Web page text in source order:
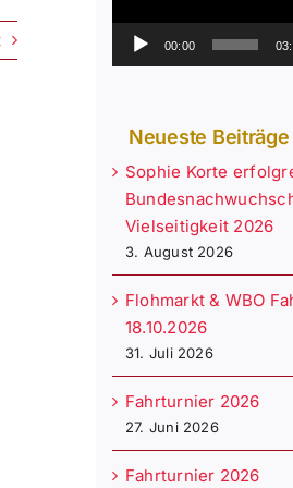
00:00
Neueste Beiträge
Sophie Korte
Vielseitigkeit 2026
3. August 2026
Flohmarkt & WBO
18.10.2026
31. Juli 2026
Fahrturnier 2026
27. Juni 2026
Fahrturnier 2026